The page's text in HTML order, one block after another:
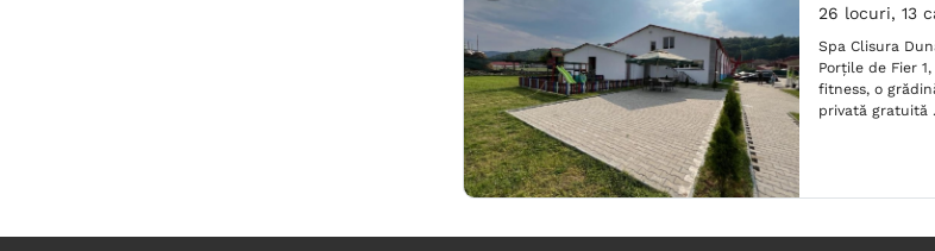
26 locuri, 13
Spa Clisura
Porţile de Fier
fitness, o
privată gratuită .